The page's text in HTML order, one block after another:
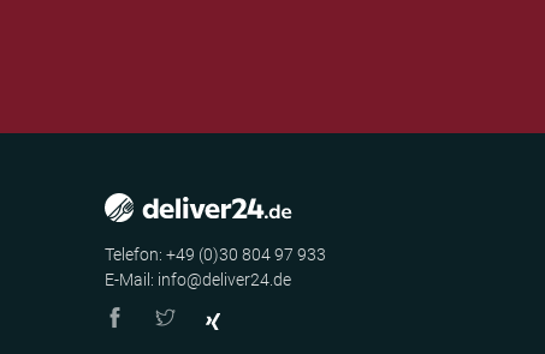
Telefon: +49 (0)30 804 97 933
E-Mail: info@deliver24.de